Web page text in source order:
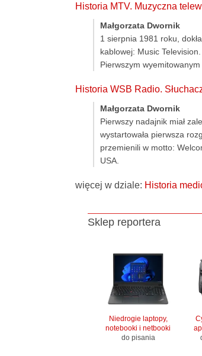
Historia MTV. Muzyczna
Małgorzata Dwornik
1 sierpnia 1981 roku,
kablowej: Music
Pierwszym
Historia WSB Radio.
Małgorzata Dwornik
Pierwszy nadajnik miał
wystartowała pierwsza
przemienili w motto:
USA.
więcej w dziale: Historia
Sklep reportera
Niedrogie laptopy,
notebooki i netbooki
do pisania